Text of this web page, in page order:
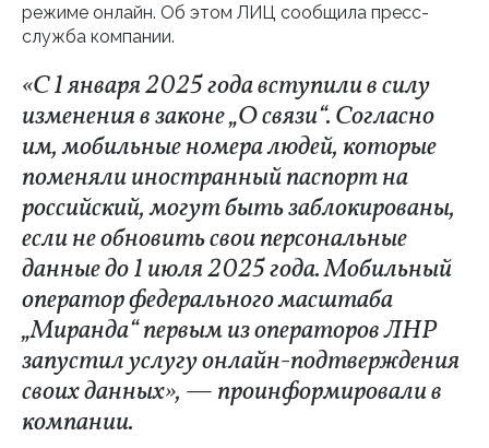
режиме онлайн. Об этом ЛИЦ сообщила пресс-
служба компании.
«С 1 января 2025 года вступили в силу
изменения в законе „О связи“. Согласно
им, мобильные номера людей, которые
поменяли иностранный паспорт на
российский, могут быть заблокированы,
если не обновить свои персональные
данные до 1 июля 2025 года. Мобильный
оператор федерального масштаба
„Миранда“ первым из операторов ЛНР
запустил услугу онлайн-подтверждения
своих данных», — проинформировали в
компании.